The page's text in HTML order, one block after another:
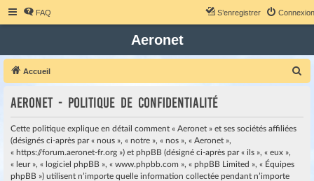
FAQ Connexion
S’enregistrer
Aeronet
Accueil
Aeronet - Politique de confidentialité
Cette politique explique en détail comment « Aeronet » et ses sociétés affiliées
(désignés ci-après par « nous », « notre », « nos », « Aeronet »,
« https://forum.aeronet-fr.org ») et phpBB (désigné ci-après par « ils », « eux »,
« leur », « logiciel phpBB », « www.phpbb.com », « phpBB Limited », « Équipes
phpBB ») utilisent n’importe quelle information collectée pendant n’importe